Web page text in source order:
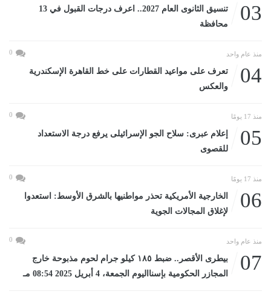
03
تنسيق الثانوى العام 2027.. اعرف درجات القبول في 13
محافظة
منذ عام واحد 0
04
تعرف على مواعيد القطارات على خط القاهرة الإسكندرية
والعكس
منذ 17 يومًا 0
05
إعلام عبرى: سلاح الجو الإسرائيلى يرفع درجة الاستعداد
للقصوى
منذ 17 يومًا 0
06
الخارجية الأمريكية تحذر مواطنيها بالشرق الأوسط: استعدوا
لإغلاق المجالات الجوية
منذ عام واحد 0
07
بيطرى الأقصر.. ضبط ١٨٥ كيلو جرام لحوم مذبوحة خارج
المجازر الحكومية بإسنااليوم الجمعة، 4 أبريل 2025 08:54 مـ